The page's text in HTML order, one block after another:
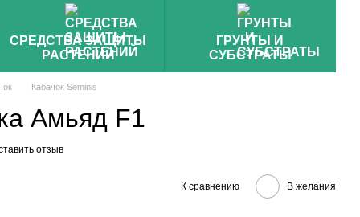
СРЕДСТВА ЗАЩИТЫ
РАСТЕНИЙ
ГРУНТЫ И
СУБСТРАТЫ
Кабачок Seminis
Амьяд F1
отзыв
К сравнению В желания